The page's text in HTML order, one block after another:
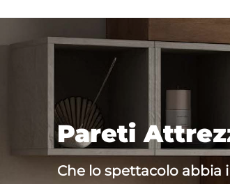
Pareti
Che lo spettacolo abbia